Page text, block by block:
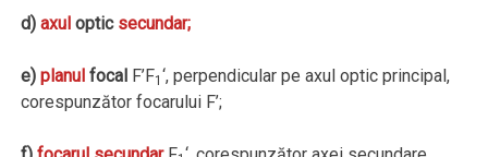
d) axul optic secundar;
e) planul focal F’F1 ‘, perpendicular pe axul optic principal,
corespunzător focarului F’;